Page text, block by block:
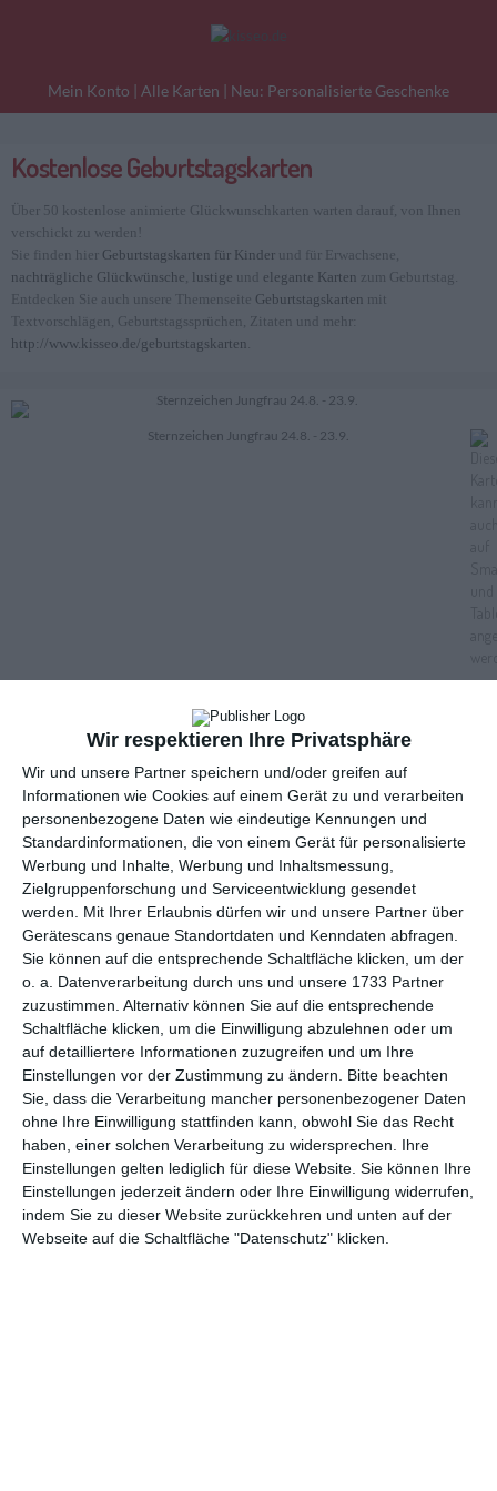
Wir respektieren Ihre Privatsphäre
Wir und unsere Partner speichern und/oder greifen auf
Informationen wie Cookies auf einem Gerät zu und verarbeiten
personenbezogene Daten wie eindeutige Kennungen und
Standardinformationen, die von einem Gerät für personalisierte
Werbung und Inhalte, Werbung und Inhaltsmessung,
Zielgruppenforschung und Serviceentwicklung gesendet
werden.
Mit Ihrer Erlaubnis dürfen wir und unsere Partner über
Gerätescans genaue Standortdaten und Kenndaten abfragen.
Sie können auf die entsprechende Schaltfläche klicken, um der
o. a. Datenverarbeitung durch uns und unsere 1733 Partner
zuzustimmen. Alternativ können Sie auf die entsprechende
Schaltfläche klicken, um die Einwilligung abzulehnen oder um
auf detailliertere Informationen zuzugreifen und um Ihre
Einstellungen vor der Zustimmung zu ändern.
Bitte beachten
Sie, dass die Verarbeitung mancher personenbezogener Daten
ohne Ihre Einwilligung stattfinden kann, obwohl Sie das Recht
haben, einer solchen Verarbeitung zu widersprechen. Ihre
Einstellungen gelten lediglich für diese Website. Sie können Ihre
Einstellungen jederzeit ändern oder Ihre Einwilligung widerrufen,
indem Sie zu dieser Website zurückkehren und unten auf der
Webseite auf die Schaltfläche "Datenschutz" klicken.
Mein Konto | Alle Karten | Neu: Personalisierte Geschenke
Liebesgrüße Danke
Kostenlose Geburtstagskarten
Über 50 kostenlose animierte Glückwunschkarten warten darauf, von Ihnen
verschickt zu werden!
Sie finden hier Geburtstagskarten für Kinder und für Erwachsene,
nachträgliche Glückwünsche lustige und elegante Karten zum Geburtstag.
Entdecken Sie auch unsere Themenseite Geburtstagskarten mit
Textvorschlägen, Geburtstagssprüchen, Zitaten und mehr:
http://www.kisseo.de/geburtstagskarten
Sternzeichen Jungfrau 24.8. - 23.9.
Anzeige
Grußkarte zum Geburtstag Auf Dein Wohl